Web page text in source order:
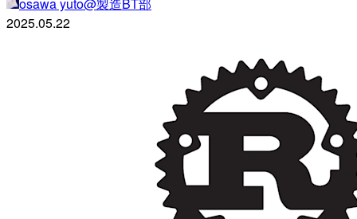
osawa yuto@製造BT部
2025.05.22